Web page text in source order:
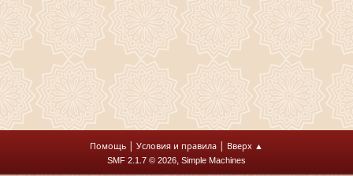
Помощь | Условия и правила | Вверх ▲
SMF 2.1.7 © 2026, Simple Machines